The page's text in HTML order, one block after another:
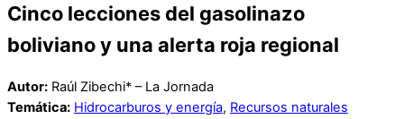
Cinco lecciones del gasolinazo
boliviano y una alerta roja regional
Autor: Raúl Zibechi* – La Jornada
Temática: Hidrocarburos y energía, Recursos naturales